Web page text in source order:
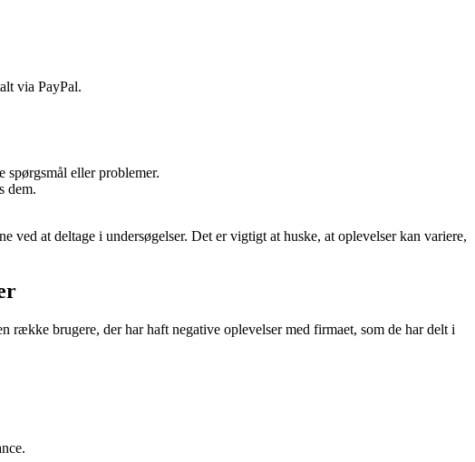
via PayPal.
spørgsmål eller problemer.
dem.
ved at deltage i undersøgelser. Det er vigtigt at huske, at oplevelser kan variere,
række brugere, der har haft negative oplevelser med firmaet, som de har delt i